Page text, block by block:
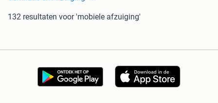
132 resultaten voor 'mobiele afzuiging'